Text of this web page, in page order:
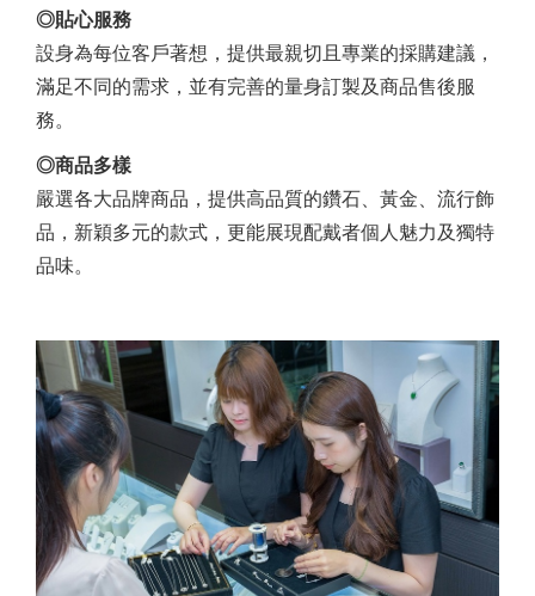
◎貼心服務
設身為每位客戶著想，提供最親切且專業的採購建議，
滿足不同的需求，並有完善的量身訂製及商品售後服
務。
◎商品多樣
嚴選各大品牌商品，提供高品質的鑽石、黃金、流行飾
品，新穎多元的款式，更能展現配戴者個人魅力及獨特
品味。